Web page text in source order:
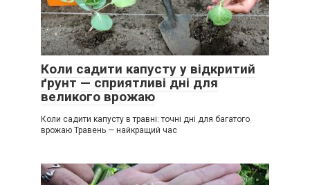
Коли садити капусту у відкритий
ґрунт — сприятливі дні для
великого врожаю
Коли садити капусту в травні: точні дні для багатого
врожаю Травень — найкращий час